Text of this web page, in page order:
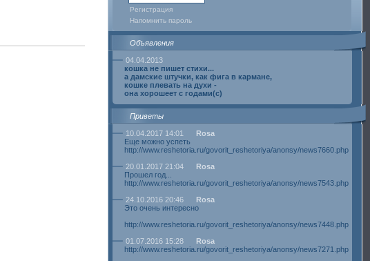
Регистрация
Напомнить пароль
Объявления
04.04.2013
кошка не пишет стихи...
а дамские штучки, как фига в кармане,
кошке плевать на духи -
она хорошеет с годами(с)
Приветы
10.04.2017 14:01
Rosa
Еще можно успеть
http://www.reshetoria.ru/govorit_reshetoriya/anonsy/news7660.php
20.01.2017 21:04
Rosa
Прошел год...
http://www.reshetoria.ru/govorit_reshetoriya/anonsy/news7543.php
24.10.2016 20:46
Rosa
Это очень интересно
http://www.reshetoria.ru/govorit_reshetoriya/anonsy/news7448.php
01.07.2016 15:28
Rosa
http://www.reshetoria.ru/govorit_reshetoriya/anonsy/news7271.php